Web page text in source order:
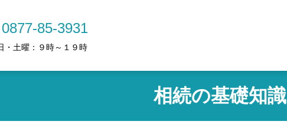
0877-85-3931
・土曜：９時～１９時
相続の基礎知識